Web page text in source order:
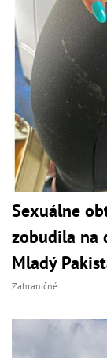
Sexuálne
zobudila na
Mladý
Zahraničné